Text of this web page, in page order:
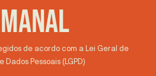
de acordo com a Lei Geral de
Dados Pessoais (LGPD)